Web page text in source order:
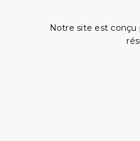
Notre site est